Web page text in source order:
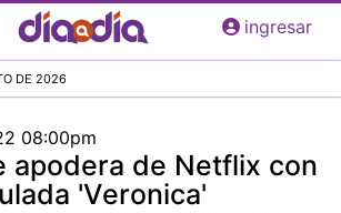
Pasar
al
principal
ingresar
DE 2026
08:00pm
apodera de Netflix con
'Veronica'